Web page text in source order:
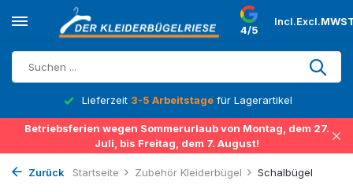
4/5
Incl.Excl.
Lieferzeit 3-5 Arbeitstage für Lagerartikel
Betriebsferien wegen Sommerurlaub von Montag, dem 27.
Juli, bis Freitag, dem 7. August!
Zurück Startseite Zubehör Kleiderbügel Schalbügel